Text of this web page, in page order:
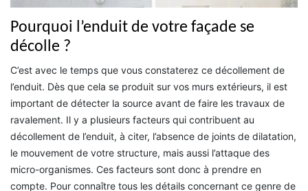
Pourquoi l’enduit de votre façade se
décolle ?
C’est avec le temps que vous constaterez ce décollement de
l’enduit. Dès que cela se produit sur vos murs extérieurs, il est
important de détecter la source avant de faire les travaux de
ravalement. Il y a plusieurs facteurs qui contribuent au
décollement de l’enduit, à citer, l’absence de joints de dilatation,
le mouvement de votre structure, mais aussi l’attaque des
micro-organismes. Ces facteurs sont donc à prendre en
compte. Pour connaître tous les détails concernant ce genre de